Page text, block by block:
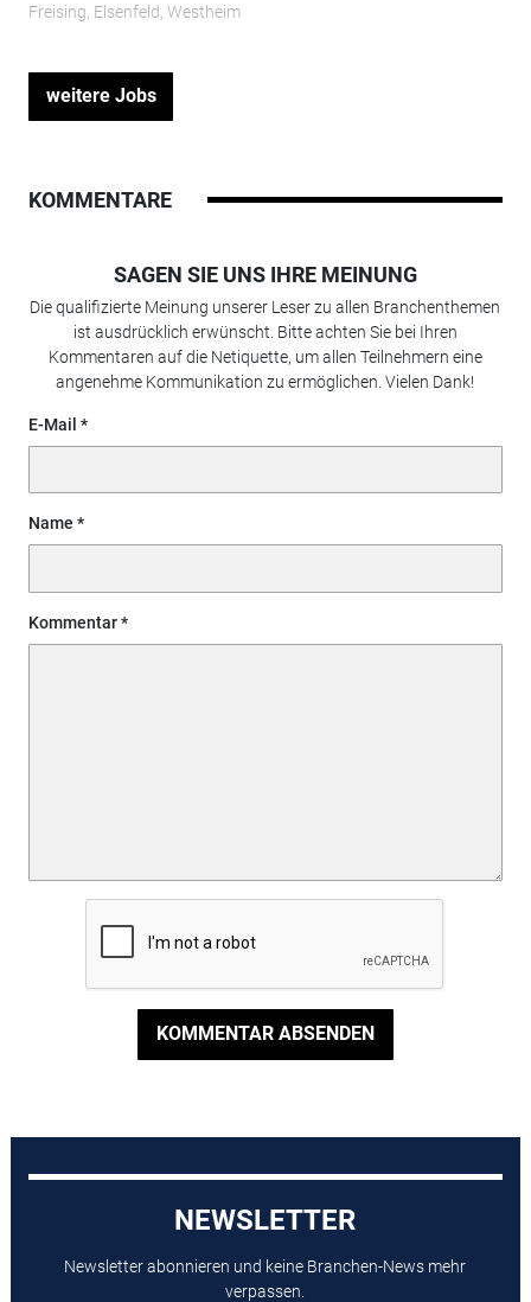
Freising, Elsenfeld, Westheim
weitere Jobs
KOMMENTARE
SAGEN SIE UNS IHRE MEINUNG
Die qualifizierte Meinung unserer Leser zu allen Branchenthemen
ist ausdrücklich erwünscht. Bitte achten Sie bei Ihren
Kommentaren auf die Netiquette, um allen Teilnehmern eine
angenehme Kommunikation zu ermöglichen. Vielen Dank!
E-Mail
Name
Kommentar
KOMMENTAR ABSENDEN
NEWSLETTER
Newsletter abonnieren und keine Branchen-News mehr
verpassen.